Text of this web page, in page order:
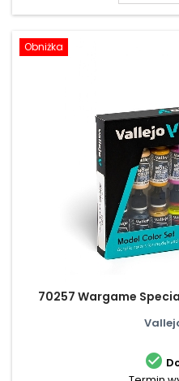
Obniżka
70257 Wargame
